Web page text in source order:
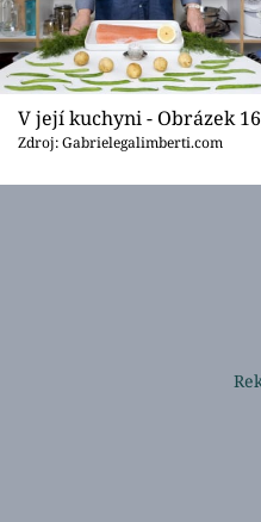
V její kuchyni - Obrázek 16
Zdroj: Gabrielegalimberti.com